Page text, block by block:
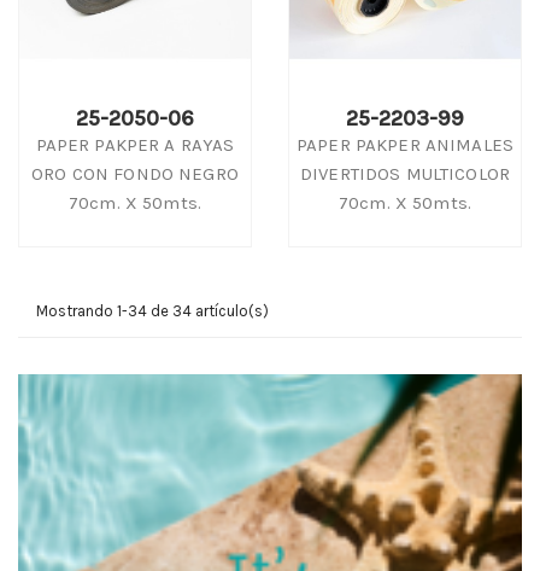
25-2050-06
PAPER PAKPER A RAYAS
ORO CON FONDO NEGRO
70cm. X 50mts.
25-2203-99
PAPER PAKPER ANIMALES
DIVERTIDOS MULTICOLOR
70cm. X 50mts.
Mostrando 1-34 de 34 artículo(s)